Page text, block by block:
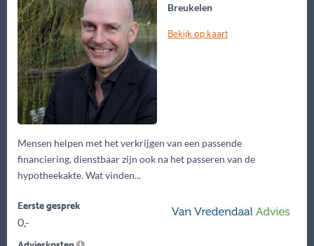
Breukelen
Bekijk op kaart
Mensen helpen met het verkrijgen van een passende
financiering, dienstbaar zijn ook na het passeren van de
hypotheekakte. Wat vinden...
Eerste gesprek
0,-